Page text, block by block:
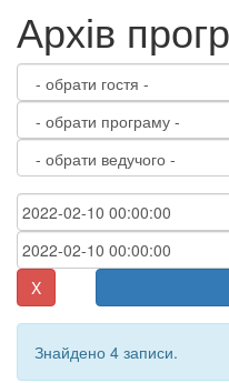
Архів
X
Знайдено 4 записи.